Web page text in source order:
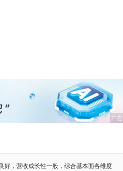
广告
好，营收成长性一般，综合基本面各维度